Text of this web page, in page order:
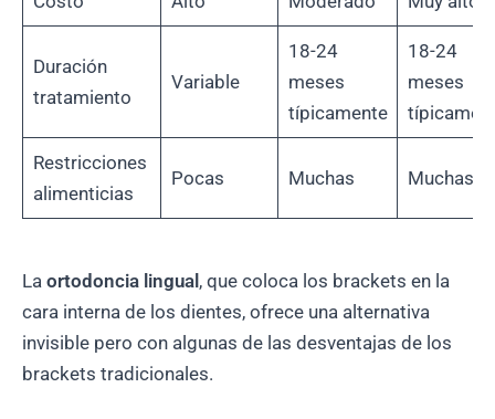
Duración
tratamiento
Variable
18-24
meses
típicamente
18-24
meses
Restricciones
alimenticias
Pocas Muchas Muchas
La ortodoncia lingual , que coloca los brackets en la
cara interna de los dientes, ofrece una alternativa
invisible pero con algunas de las desventajas de los
brackets tradicionales.